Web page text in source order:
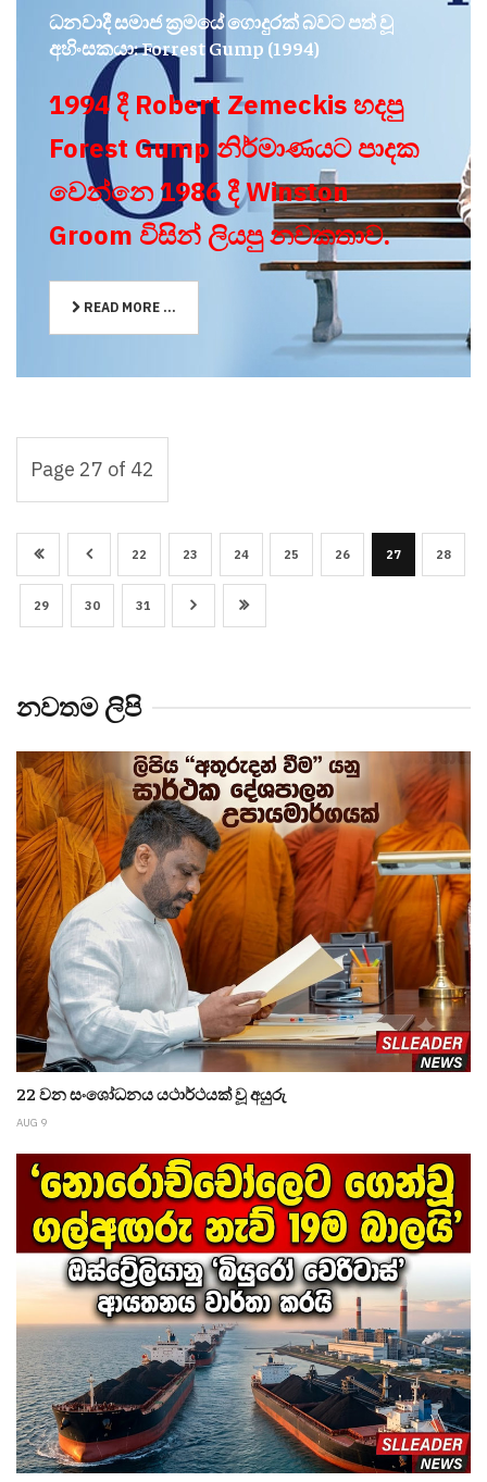
ධනවාදී සමාජ ක්‍රමයේ ගොදුරක් බවට පත් වූ
අහිංසකයා: Forrest Gump (1994)
1994 දී Robert Zemeckis හදපු
Forest Gump නිර්මාණයට පාදක
වෙන්නෙ 1986 දී Winston
Groom විසින් ලියපු නවකතාව.
READ MORE ...
Page 27 of 42
22 23 24 25 26 27 28
29 30 31
නවතම ලිපි
22 වන සංශෝධනය යථාර්ථයක් වූ අයුරු
AUG 9